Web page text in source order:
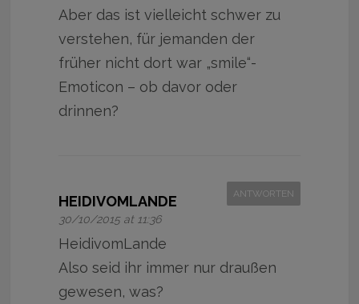
Aber das ist vielleicht schwer zu
verstehen, für jemanden der
früher nicht dort war „smile“-
Emoticon – ob davor oder
drinnen?
HEIDIVOMLANDE
30/10/2015 at 11:36
ANTWORTEN
HeidivomLande
Also seid ihr immer nur draußen
gewesen, was?